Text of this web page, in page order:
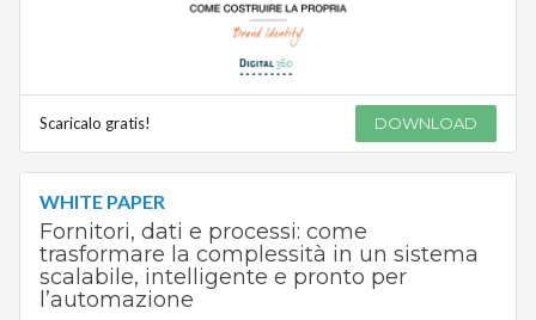
Scaricalo gratis! DOWNLOAD
WHITE PAPER
Fornitori, dati e processi: come
trasformare la complessità in un sistema
scalabile, intelligente e pronto per
l’automazione